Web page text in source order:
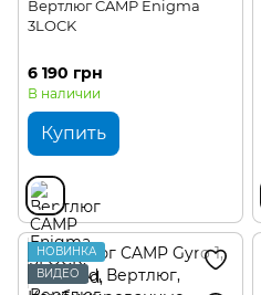
Вертлюг CAMP Enigma
3LOCK
6 190 грн
В наличии
Купить
НОВИНКА
ВИДЕО